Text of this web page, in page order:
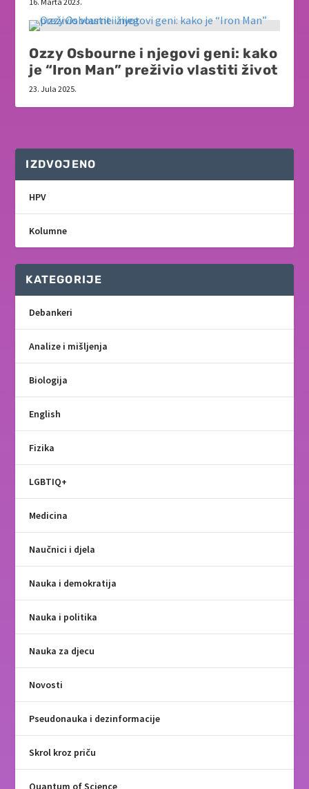
Ozzy Osbourne i njegovi geni: kako
je “Iron Man” preživio vlastiti život
23. Jula 2025.
IZDVOJENO
HPV
Kolumne
KATEGORIJE
Debankeri
Analize i mišljenja
Biologija
English
Fizika
LGBTIQ+
Medicina
Naučnici i djela
Nauka i demokratija
Nauka i politika
Nauka za djecu
Novosti
Pseudonauka i dezinformacije
Skrol kroz priču
Quantum of Science